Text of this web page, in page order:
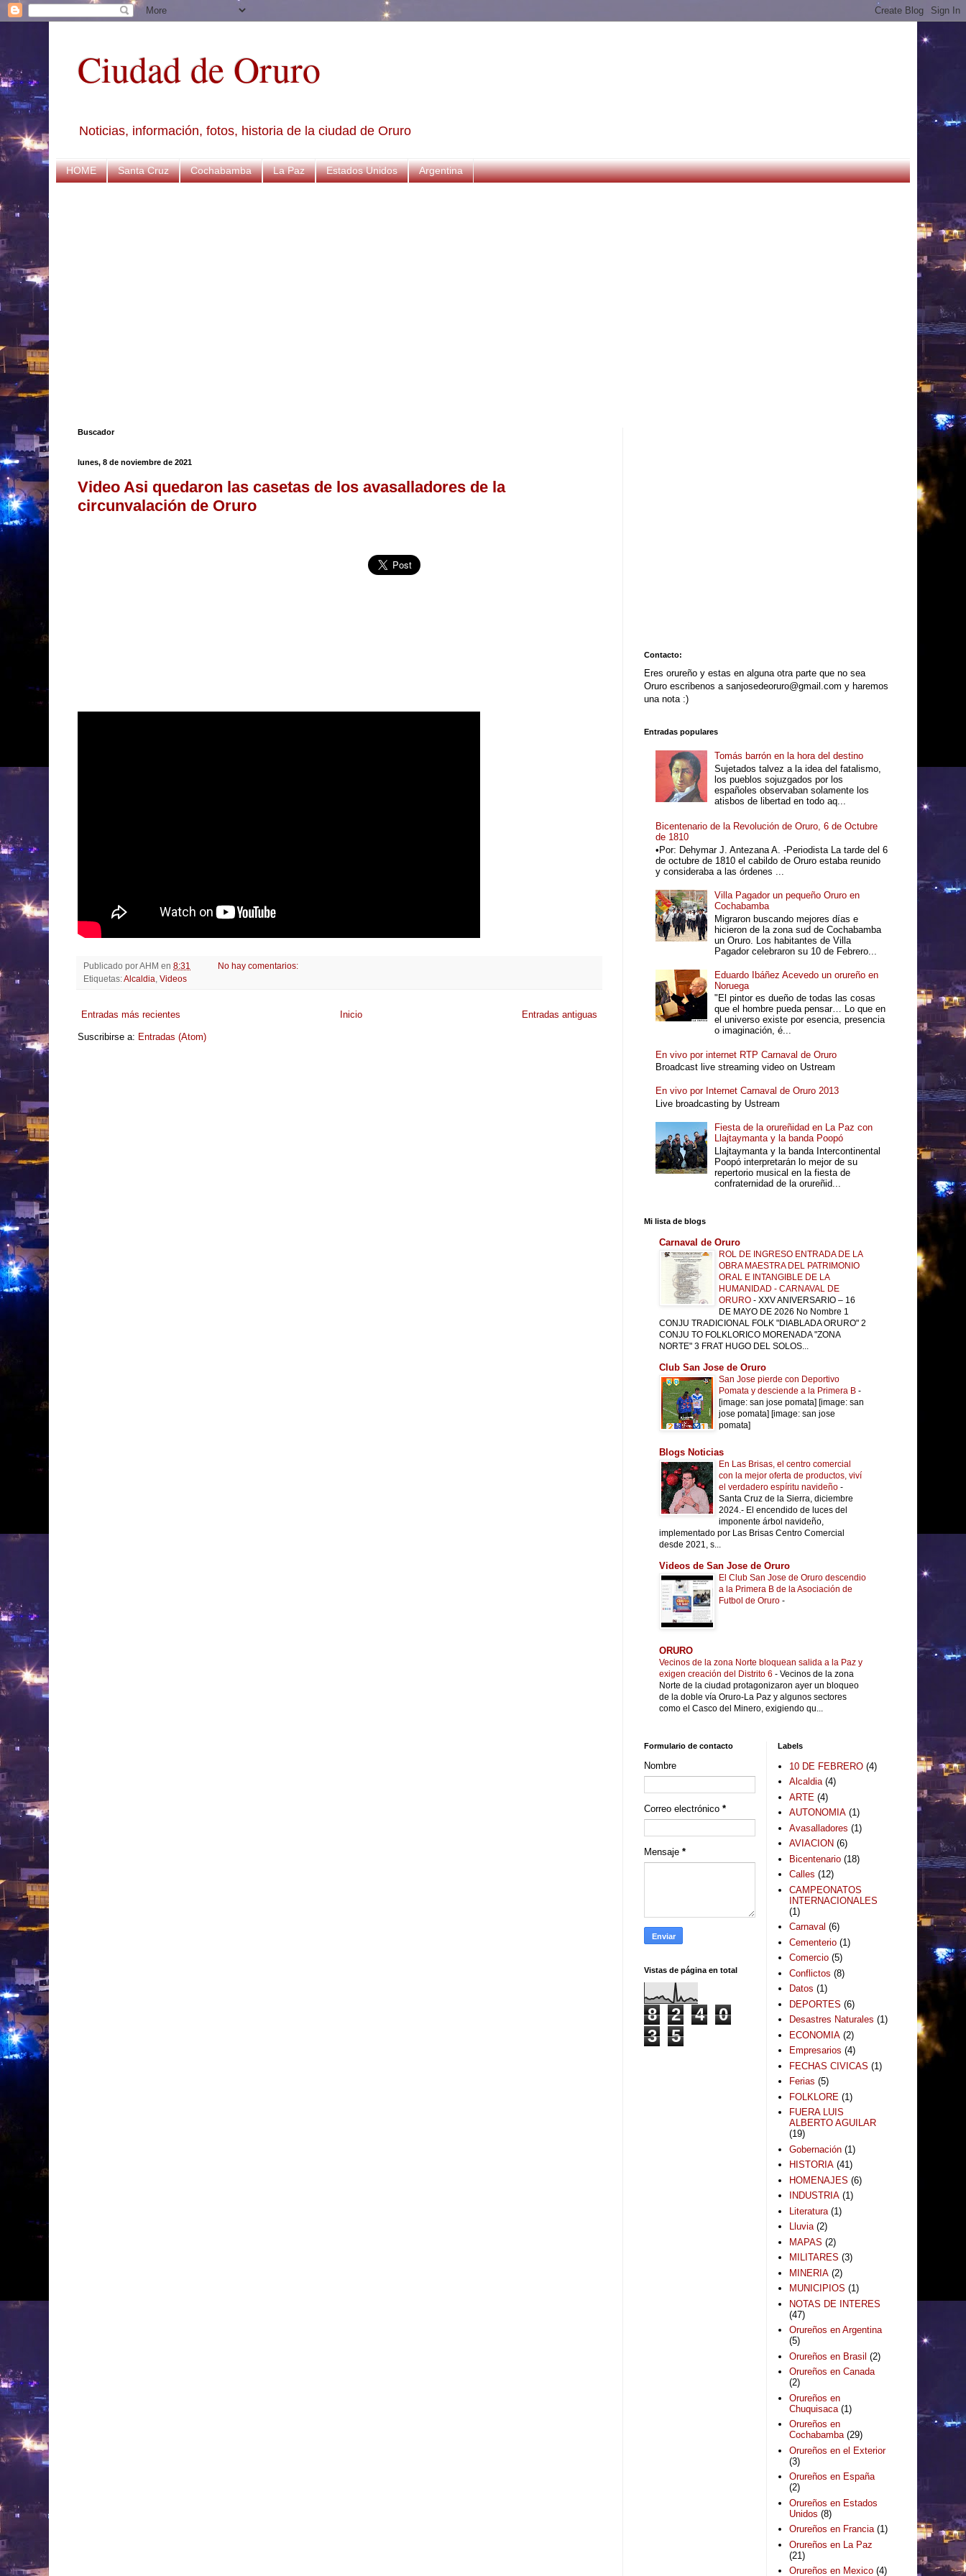
Ciudad de Oruro
Noticias, información, fotos, historia de la ciudad de Oruro
HOME Santa Cruz Cochabamba La Paz Estados Unidos Argentina
Buscador
lunes, 8 de noviembre de 2021
Video Asi quedaron las casetas de los avasalladores de la
circunvalación de Oruro
Publicado porAHM en 8:31
No hay comentarios:
Etiquetas:Alcaldia Videos
Entradas más recientes Entradas antiguas
Inicio
Suscribirse a: Entradas (Atom)
Contacto:
Eres orureño y estas en alguna otra parte que no sea
Oruro escribenos a sanjosedeoruro@gmail.com y haremos
una nota :)
Entradas populares
Tomás barrón en la hora del destino
Sujetados talvez a la idea del fatalismo,
los pueblos sojuzgados por los
españoles observaban solamente los
atisbos de libertad en todo aq...
Bicentenario de la Revolución de Oruro, 6 de Octubre
de 1810
•Por: Dehymar J. Antezana A. -Periodista La tarde del 6
de octubre de 1810 el cabildo de Oruro estaba reunido
y consideraba a las órdenes ...
Villa Pagador un pequeño Oruro en
Cochabamba
Migraron buscando mejores días e
hicieron de la zona sud de Cochabamba
un Oruro. Los habitantes de Villa
Pagador celebraron su 10 de Febrero...
Eduardo Ibáñez Acevedo un orureño en
Noruega
"El pintor es dueño de todas las cosas
que el hombre pueda pensar… Lo que en
el universo existe por esencia, presencia
o imaginación, é...
En vivo por internet RTP Carnaval de Oruro
Broadcast live streaming video on Ustream
En vivo por Internet Carnaval de Oruro 2013
Live broadcasting by Ustream
Fiesta de la orureñidad en La Paz con
Llajtaymanta y la banda Poopó
Llajtaymanta y la banda Intercontinental
Poopó interpretarán lo mejor de su
repertorio musical en la fiesta de
confraternidad de la orureñid...
Mi lista de blogs
Carnaval de Oruro
ROL DE INGRESO ENTRADA DE LA
OBRA MAESTRA DEL PATRIMONIO
ORAL E INTANGIBLE DE LA
HUMANIDAD - CARNAVAL DE
ORURO - XXV ANIVERSARIO – 16
DE MAYO DE 2026 No Nombre 1
CONJU TRADICIONAL FOLK "DIABLADA ORURO" 2
CONJU TO FOLKLORICO MORENADA "ZONA
NORTE" 3 FRAT HUGO DEL SOLOS...
Club San Jose de Oruro
San Jose pierde con Deportivo
Pomata y desciende a la Primera B -
[image: san jose pomata] [image: san
jose pomata] [image: san jose
pomata]
Blogs Noticias
En Las Brisas, el centro comercial
con la mejor oferta de productos, viví
el verdadero espíritu navideño -
Santa Cruz de la Sierra, diciembre
2024.- El encendido de luces del
imponente árbol navideño,
implementado por Las Brisas Centro Comercial
desde 2021, s...
Videos de San Jose de Oruro
El Club San Jose de Oruro descendio
a la Primera B de la Asociación de
Futbol de Oruro -
ORURO
Vecinos de la zona Norte bloquean salida a la Paz y
exigen creación del Distrito 6 - Vecinos de la zona
Norte de la ciudad protagonizaron ayer un bloqueo
de la doble vía Oruro-La Paz y algunos sectores
como el Casco del Minero, exigiendo qu...
Formulario de contacto
Nombre
Correo electrónico *
Mensaje *
Vistas de página en total
8 2 4
0
3
5
Labels
10 DE FEBRERO (4)
Alcaldia (4)
ARTE (4)
AUTONOMIA (1)
Avasalladores (1)
AVIACION (6)
Bicentenario (18)
Calles (12)
CAMPEONATOS
INTERNACIONALES
(1)
Carnaval (6)
Cementerio (1)
Comercio (5)
Conflictos (8)
Datos (1)
DEPORTES (6)
Desastres Naturales (1)
ECONOMIA (2)
Empresarios (4)
FECHAS CIVICAS (1)
Ferias (5)
FOLKLORE (1)
FUERA LUIS
ALBERTO AGUILAR
(19)
Gobernación (1)
HISTORIA (41)
HOMENAJES (6)
INDUSTRIA (1)
Literatura (1)
Lluvia (2)
MAPAS (2)
MILITARES (3)
MINERIA (2)
MUNICIPIOS (1)
NOTAS DE INTERES
(47)
Orureños en Argentina
(5)
Orureños en Brasil (2)
Orureños en Canada
(2)
Orureños en
Chuquisaca (1)
Orureños en
Cochabamba (29)
Orureños en el Exterior
(3)
Orureños en España
(2)
Orureños en Estados
Unidos (8)
Orureños en Francia (1)
Orureños en La Paz
(21)
Orureños en Mexico (4)